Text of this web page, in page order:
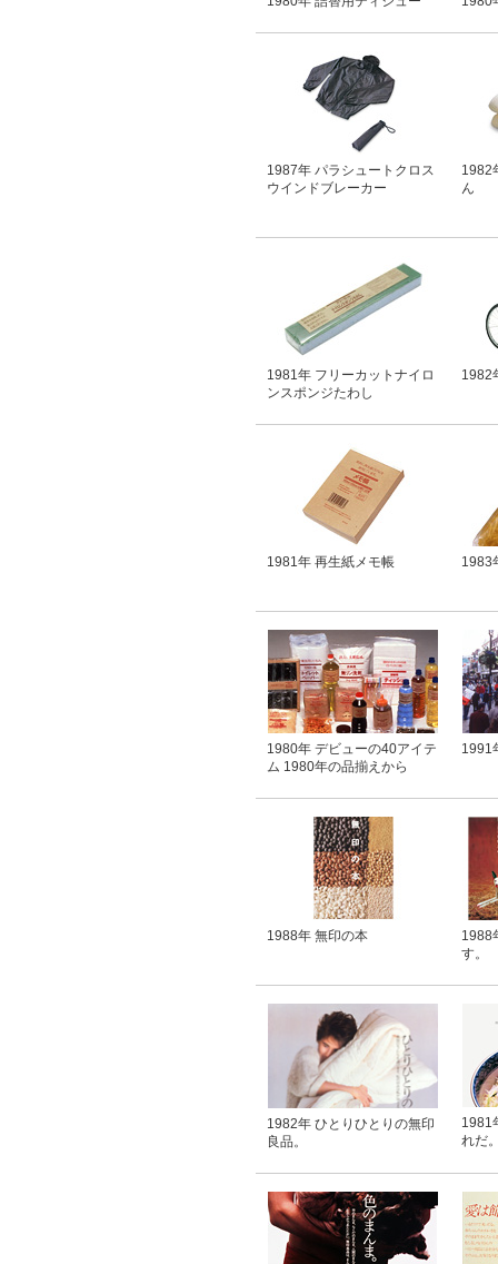
1987年 パラシュートクロス
ウインドブレーカー
1982
ん
1981年 フリーカットナイロ
ンスポンジたわし
1982
1981年 再生紙メモ帳 1983
1980年 デビューの40アイテ
ム 1980年の品揃えから
1991
1988年 無印の本
1988
す。
1982年 ひとりひとりの無印
良品。
1981
れだ